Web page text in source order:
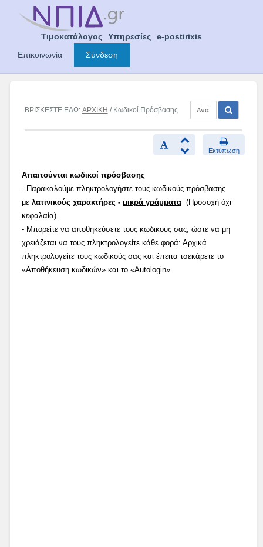
Τιμοκατάλογος Υπηρεσίες
e-postirixis
Επικοινωνία
Σύνδεση
ΒΡΙΣΚΕΣΤΕ ΕΔΩ: ΑΡΧΙΚΗ / Κωδικοί Πρόσβασης
Εκτύπωση
Απαιτούνται κωδικοί πρόσβασης
- Παρακαλούμε πληκτρολογήστε τους κωδικούς πρόσβασης
με λατινικούς χαρακτήρες - μικρά γράμματα(Προσοχή όχι
κεφαλαία).
- Μπορείτε να αποθηκεύσετε τους κωδικούς σας, ώστε να μη
χρειάζεται να τους πληκτρολογείτε κάθε φορά: Αρχικά
πληκτρολογείτε τους κωδικούς σας και έπειτα τσεκάρετε το
«Αποθήκευση κωδικών» και το «Autologin».